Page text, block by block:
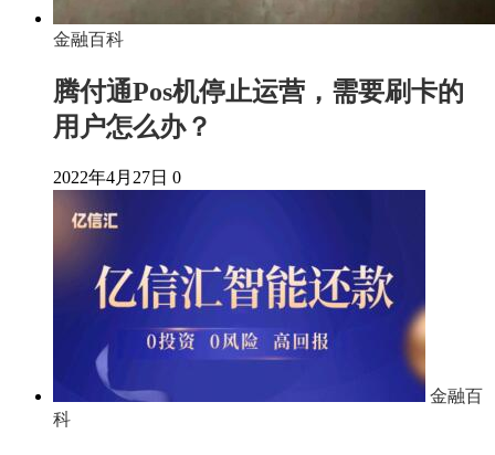
金融百科
腾付通Pos机停止运营，需要刷卡的
用户怎么办？
2022年4月27日 0
金融百
科